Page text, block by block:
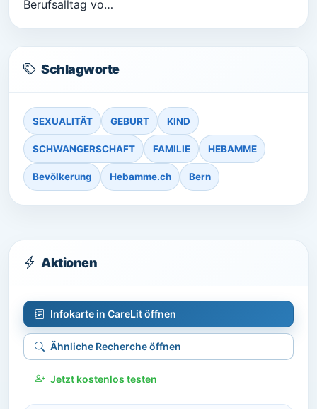
Berufsalltag vo…
Schlagworte
SEXUALITÄT GEBURT KIND
SCHWANGERSCHAFT FAMILIE HEBAMME
Bevölkerung Hebamme.ch Bern
Aktionen
Infokarte in CareLit öffnen
Ähnliche Recherche öffnen
Jetzt kostenlos testen